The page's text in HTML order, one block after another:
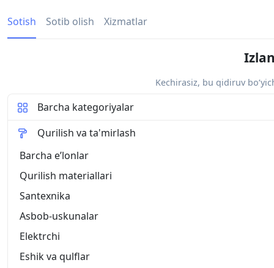
Sotish Sotib olish Xizmatlar
Kechirasiz, bu qidiruv
Barcha kategoriyalar
Qurilish va ta'mirlash
Barcha eʼlonlar
Qurilish materiallari
Santexnika
Asbob-uskunalar
Elektrchi
Eshik va qulflar